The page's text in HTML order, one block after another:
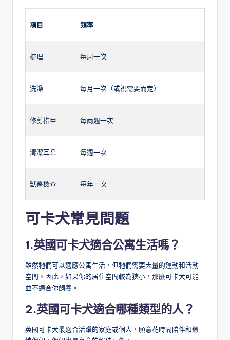
項目 頻率
梳理 每周一次
洗澡 每月一次（或視需要而定）
修剪指甲 每兩週一次
清潔耳朵 每週一次
獸醫檢查 每年一次
可卡犬常見問題
1.英國可卡犬適合公寓生活嗎？
雖然牠們可以適應公寓生活，但牠們需要大量的運動和活動
空間。因此，如果你的居住空間較為狹小，那麼可卡犬可能
並不適合你飼養。
2.英國可卡犬適合哪種類型的人？
英國可卡犬最適合活躍的家庭或個人，願意花時間陪伴和鍛